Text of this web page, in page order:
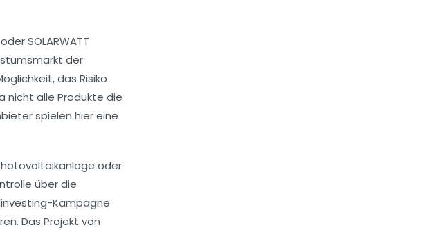
SOLARWATT
der
das Risiko
nicht alle Produkte die
spielen hier eine
oder
über die
Kampagne
Das Projekt von